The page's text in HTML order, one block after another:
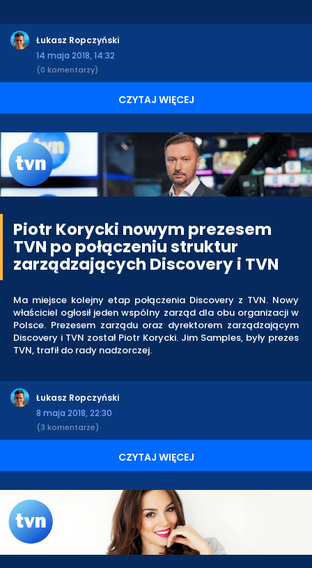
Łukasz Ropczyński
14 maja 2018, 14:32
(0 komentarzy)
CZYTAJ WIĘCEJ
Piotr Korycki nowym prezesem
TVN po połączeniu struktur
zarządzających Discovery i TVN
Ma miejsce kolejny etap połączenia Discovery z TVN. Nowy
właściciel ogłosił jeden wspólny zarząd dla obu organizacji w
Polsce. Prezesem zarządu oraz dyrektorem zarządzającym
Discovery i TVN został Piotr Korycki. Jim Samples, były prezes
TVN, trafił do rady nadzorczej.
Łukasz Ropczyński
8 maja 2018, 22:30
(3 komentarze)
CZYTAJ WIĘCEJ